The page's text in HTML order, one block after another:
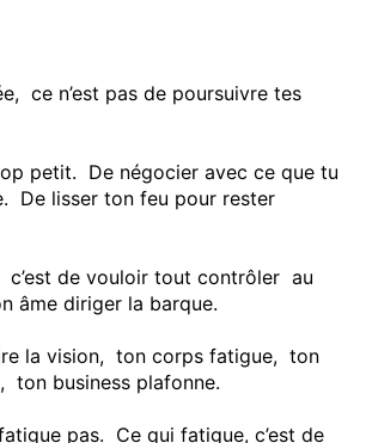
ce n’est pas de poursuivre tes
petit. De négocier avec ce que tu
De lisser ton feu pour rester
c’est de vouloir tout contrôler au
âme diriger la barque.
la vision, ton corps fatigue, ton
ton business plafonne.
pas. Ce qui fatigue, c’est de